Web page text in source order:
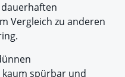
Vergleich zu anderen
spürbar und